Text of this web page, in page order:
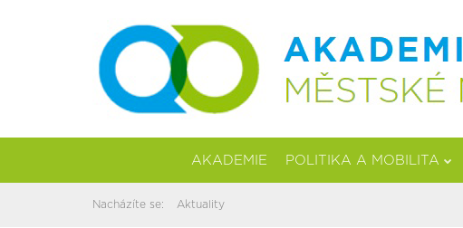
AKADEMIE POLITIKA A MOBILITA
Nacházíte se: Aktuality